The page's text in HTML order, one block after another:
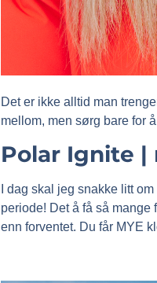
Det er ikke alltid man
mellom, men sørg bare for
Polar Ignite |
I dag skal jeg snakke litt om
periode! Det å få så
enn forventet. Du får MYE